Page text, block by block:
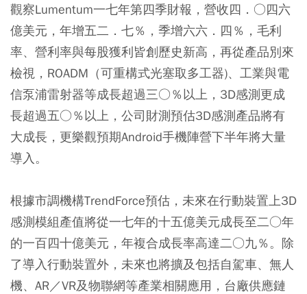
觀察Lumentum一七年第四季財報，營收四．○四六
億美元，年增五二．七％，季增六六．四％，毛利
率、營利率與每股獲利皆創歷史新高，再從產品別來
檢視，ROADM（可重構式光塞取多工器)、工業與電
信泵浦雷射器等成長超過三○％以上，3D感測更成
長超過五○％以上，公司財測預估3D感測產品將有
大成長，更樂觀預期Android手機陣營下半年將大量
導入。
根據市調機構TrendForce預估，未來在行動裝置上3D
感測模組產值將從一七年的十五億美元成長至二○年
的一百四十億美元，年複合成長率高達二○九％。除
了導入行動裝置外，未來也將擴及包括自駕車、無人
機、AR／VR及物聯網等產業相關應用，台廠供應鏈